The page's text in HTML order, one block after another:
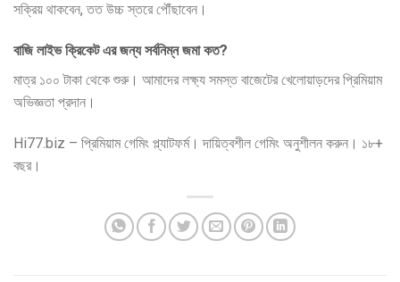
সক্রিয় থাকবেন, তত উচ্চ স্তরে পৌঁছাবেন।
বাজি লাইভ ক্রিকেট এর জন্য সর্বনিম্ন জমা কত?
মাত্র ১০০ টাকা থেকে শুরু। আমাদের লক্ষ্য সমস্ত বাজেটের খেলোয়াড়দের প্রিমিয়াম
অভিজ্ঞতা প্রদান।
Hi77.biz – প্রিমিয়াম গেমিং প্ল্যাটফর্ম। দায়িত্বশীল গেমিং অনুশীলন করুন। ১৮+
বছর।